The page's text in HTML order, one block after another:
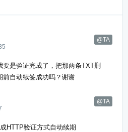
@TA
要是验证完成了，把那两条TXT删
前自动续签成功吗？谢谢
@TA
HTTP验证方式自动续期